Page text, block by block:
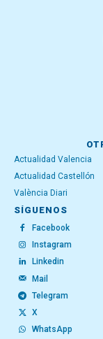
Actualidad Valencia
Actualidad Castellón
València Diari
SÍGUENOS
Facebook
Instagram
Linkedin
Mail
Telegram
X
WhatsApp